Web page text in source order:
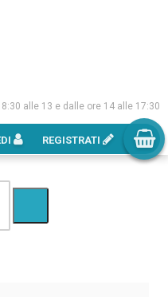
alle 13 e dalle ore 14 alle 17:30
REGISTRATI